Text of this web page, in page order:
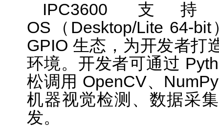
IPC3600 支持
OS（Desktop/Lite 64-
GPIO 生态，为开发者打
环境。开发者可通过
松调用 OpenCV、
机器视觉检测、数据采
发。